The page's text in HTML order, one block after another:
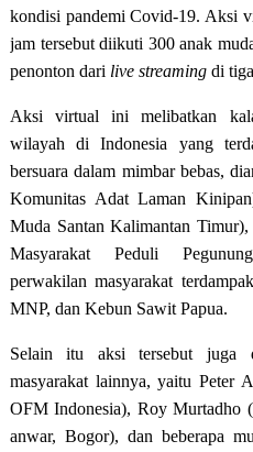
kondisi pandemi Covid-19. Aksi
jam tersebut diikuti 300 anak
penonton dari live streamingdi
Aksi virtual ini melibatkan
wilayah di Indonesia yang
bersuara dalam mimbar bebas,
Komunitas Adat Laman
Muda Santan Kalimantan
Masyarakat Peduli
perwakilan masyarakat
MNP, dan Kebun Sawit Papua.
Selain itu aksi tersebut juga
masyarakat lainnya, yaitu Peter
OFM Indonesia), Roy Murtadho
anwar, Bogor), dan beberapa